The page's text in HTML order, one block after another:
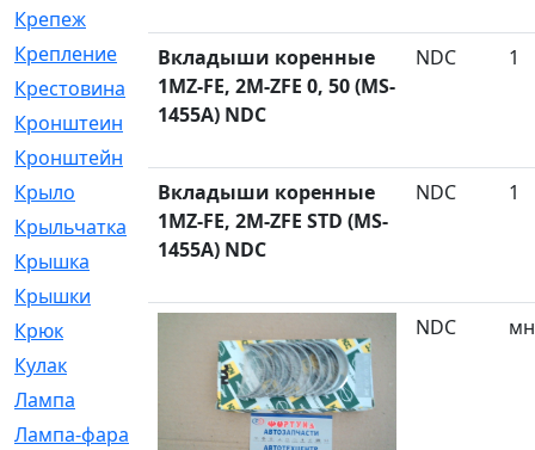
Крепеж
Крепление
[23]
Крестовина
[309]
Кронштеин
[1]
Кронштейн
Крыло
[285]
Крыльчатка
[17]
Крышка
[151]
Крышки
[4]
Крюк
Кулак
[9]
Лампа
[128]
Лампа-фара
[4]
Вкладыши коренные
1MZ-FE, 2M-ZFE 0, 50 (MS-
1455A) NDC
NDC 1
Вкладыши коренные
1MZ-FE, 2M-ZFE STD (MS-
1455A) NDC
NDC 1
NDC